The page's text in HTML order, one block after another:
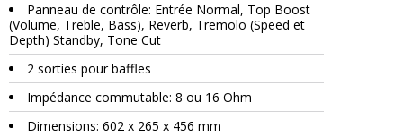
Panneau de contrôle: Entrée Normal, Top Boost
(Volume, Treble, Bass), Reverb, Tremolo (Speed et
Depth) Standby, Tone Cut
2 sorties pour baffles
Impédance commutable: 8 ou 16 Ohm
Dimensions: 602 x 265 x 456 mm